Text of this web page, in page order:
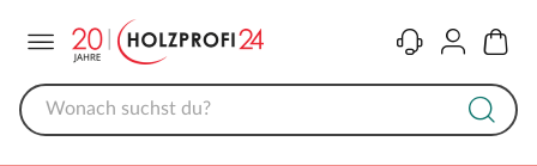
KontaktKonto